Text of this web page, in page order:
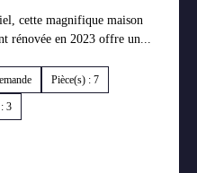
cette magnifique maison
rénovée en 2023 offre un...
Pièce(s) : 7
3